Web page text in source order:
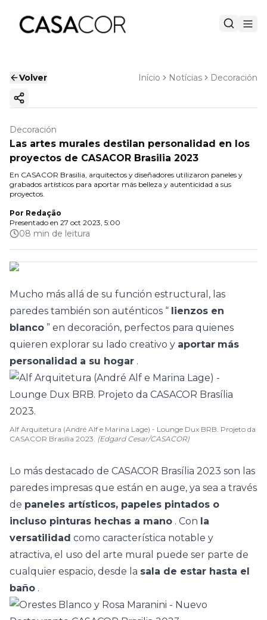
Volver Início Notícias Decoración
Copiar enlace
Decoración
Las artes murales destilan personalidad en los
proyectos de CASACOR Brasilia 2023
En CASACOR Brasilia, arquitectos y diseñadores utilizaron paneles y
grabados artísticos para aportar más belleza y autenticidad a sus
proyectos.
Por Redação
Presentado en 27 oct 2023, 5:00
08 min de leitura
Mucho más allá de su función estructural, las
paredes también son auténticos “ lienzos en
blanco ” en decoración, perfectos para quienes
quieren explorar su lado creativo y aportar más
personalidad a su hogar .
Alf Arquitetura (André Alf e Marina Lage) - Lounge Dux BRB. Projeto da
CASACOR Brasília 2023. (Edgard Cesar/CASACOR)
Lo más destacado de CASACOR Brasília 2023 son las
paredes impresas que están en auge, ya sea a través
de paneles artísticos, papeles pintados o
incluso pinturas hechas a mano . Con la
versatilidad como característica notable y
atractiva, el uso del arte mural puede ser parte de
cualquier espacio, desde la sala de estar hasta el
baño .